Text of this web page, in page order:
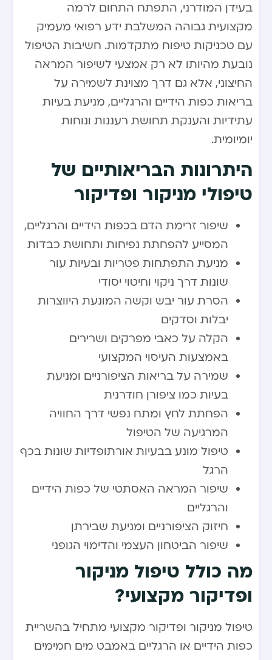
בעידן המודרני, התפתח התחום לרמה
מקצועית גבוהה המשלבת ידע רפואי מעמיק
עם טכניקות טיפוח מתקדמות. חשיבות הטיפול
נובעת מהיותו לא רק אמצעי לשיפור המראה
החיצוני, אלא גם דרך מצוינת לשמירה על
בריאות כפות הידיים והרגליים, מניעת בעיות
עתידיות והענקת תחושת רעננות ונוחות
יומיומית.
היתרונות הבריאותיים של
טיפולי מניקור ופדיקור
שיפור זרימת הדם בכפות הידיים והרגליים,
המסייע להפחתת נפיחות ותחושת כבדות
מניעת התפתחות פטריות ובעיות עור
שונות דרך ניקוי וחיטוי יסודי
הסרת עור יבש וקשה המונעת היווצרות
יבלות וסדקים
הקלה על כאבי מפרקים ושרירים
באמצעות העיסוי המקצועי
שמירה על בריאות הציפורניים ומניעת
בעיות כמו ציפורן חודרנית
הפחתת לחץ ומתח נפשי דרך החוויה
המרגיעה של הטיפול
טיפול מונע בבעיות אורתופדיות שונות בכף
הרגל
שיפור המראה האסתטי של כפות הידיים
והרגליים
חיזוק הציפורניים ומניעת שבירתן
שיפור הביטחון העצמי והדימוי הגופני
מה כולל טיפול מניקור
ופדיקור מקצועי?
טיפול מניקור ופדיקור מקצועי מתחיל בהשריית
כפות הידיים או הרגליים באמבט מים חמימים